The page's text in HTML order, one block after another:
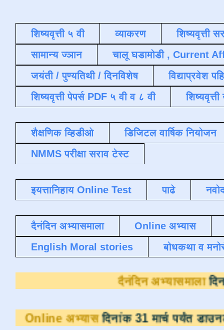
शिष्यवृत्ती ५ वी व्याकरण
शिष्यवृत्ती
सामान्य ज्ञान
चालू घडामोडी , Current
जयंती / पुण्यतिथी / दिनविशेष
विद्याप्रवेश
शिष्यवृत्ती पेपर्स PDF ५ वी व ८ वी
शैक्षणिक व्हिडीओ
डिजिटल वार्षिक नियोजन
NMMS परीक्षा सराव टेस्ट
इयत्तानिहाय Online Test पाढे
दैनंदिन अभ्यासमाला
Online अभ्यास
English Moral stories
बोधकथा व
दैनंदिन
दिनांक 31 मार्च पर्यंत डाउनलोडसाठी